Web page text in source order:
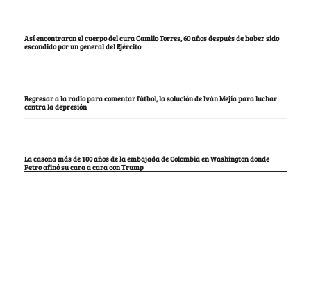
Así encontraron el cuerpo del cura Camilo Torres, 60 años después de haber sido
escondido por un general del Ejército
Regresar a la radio para comentar fútbol, la solución de Iván Mejía para luchar
contra la depresión
La casona más de 100 años de la embajada de Colombia en Washington donde
Petro afinó su cara a cara con Trump